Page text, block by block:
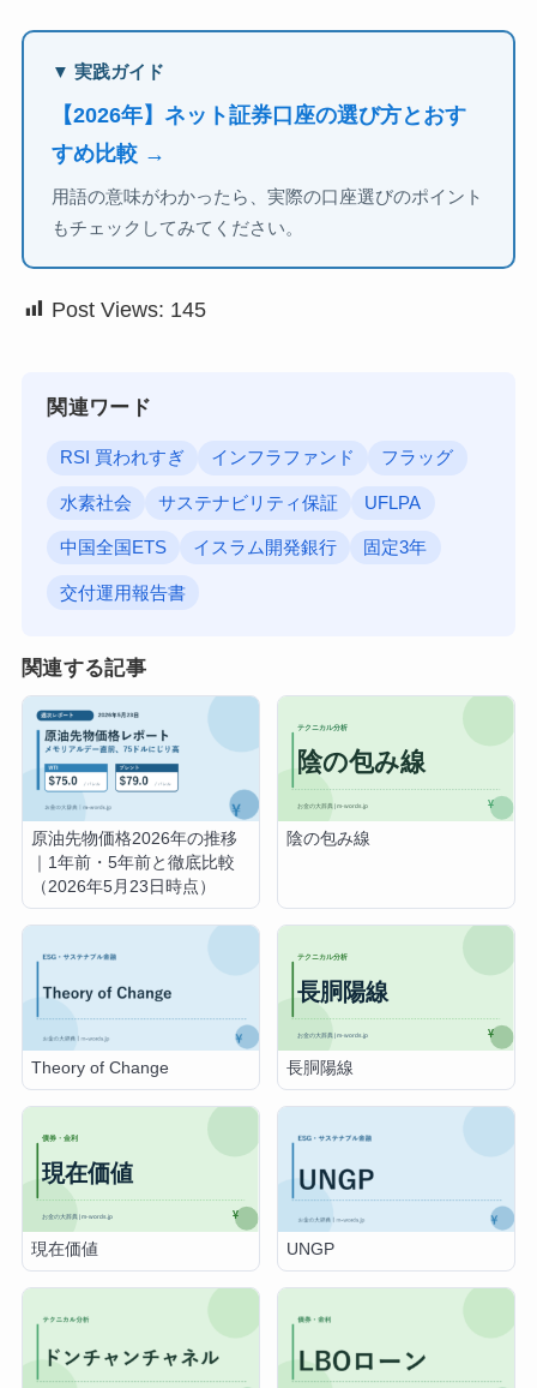
▼ 実践ガイド
【2026年】ネット証券口座の選び方とおす
すめ比較 →
用語の意味がわかったら、実際の口座選びのポイント
もチェックしてみてください。
Post Views: 145
関連ワード
RSI 買われすぎ インフラファンド フラッグ
水素社会 サステナビリティ保証 UFLPA
中国全国ETS イスラム開発銀行 固定3年
交付運用報告書
関連する記事
原油先物価格2026年の推移
｜1年前・5年前と徹底比較
（2026年5月23日時点）
陰の包み線
Theory of Change 長胴陽線
現在価値 UNGP